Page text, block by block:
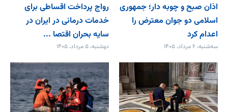
اذان صبح و چوبه دار؛ جمهوری
اسلامی دو جوان معترض را
اعدام کرد
سه‌شنبه، ۶ مرداد، ۱۴۰۵
رواج پرداخت اقساطی برای
خدمات درمانی در ایران در
سایه بحران اقتصا ...
دوشنبه، ۵ مرداد، ۱۴۰۵